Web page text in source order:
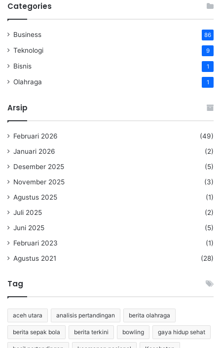
Categories
Business 86
Teknologi 9
Bisnis 1
Olahraga 1
Arsip
Februari 2026
(49)
Januari 2026
(2)
Desember 2025
(5)
November 2025
(3)
Agustus 2025
(1)
Juli 2025
(2)
Juni 2025
(5)
Februari 2023
(1)
Agustus 2021
(28)
Tag
aceh utara analisis pertandingan berita olahraga
berita sepak bola berita terkini bowling gaya hidup sehat